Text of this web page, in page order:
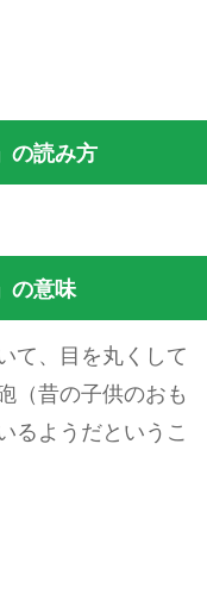
の読み方
の意味
て、目を丸くして
（昔の子供のおも
るようだというこ